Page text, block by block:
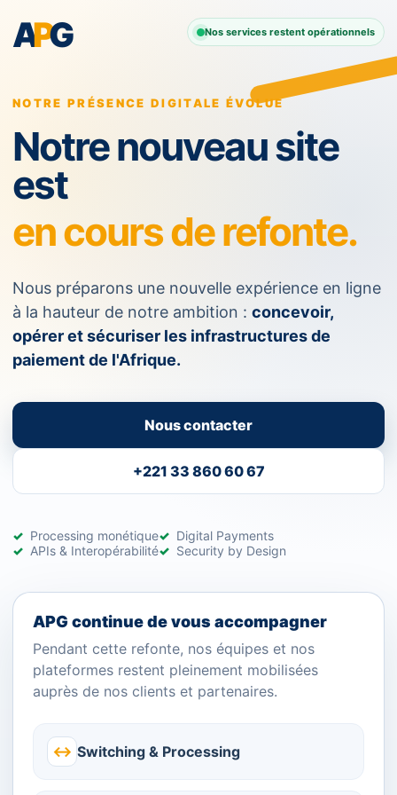
APG Nos services restent opérationnels
NOTRE PRÉSENCE DIGITALE ÉVOLUE
Notre nouveau site
est
en cours de refonte.
Nous préparons une nouvelle expérience en ligne
à la hauteur de notre ambition : concevoir,
opérer et sécuriser les infrastructures de
paiement de l'Afrique.
Nous contacter
+221 33 860 60 67
Processing monétique
Digital Payments
APIs & Interopérabilité
Security by Design
APG continue de vous accompagner
Pendant cette refonte, nos équipes et nos
plateformes restent pleinement mobilisées
auprès de nos clients et partenaires.
↔ Switching & Processing